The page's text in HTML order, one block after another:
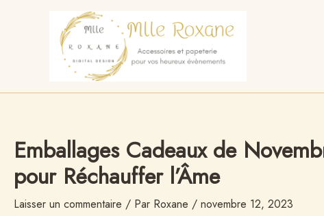
Emballages Cadeaux de
pour Réchauffer l’Âme
Laisser un commentaire / Par Roxane / novembre 12, 2023